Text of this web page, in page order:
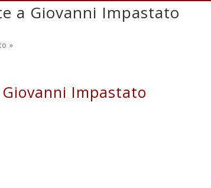
a Giovanni Impastato
»
Impastato